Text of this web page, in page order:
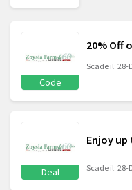
Code
20% Off
Scade il: 28-
Deal
Enjoy up
Scade il: 28-